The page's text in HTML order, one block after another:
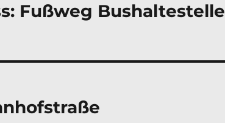
Fußweg Bushaltestelle